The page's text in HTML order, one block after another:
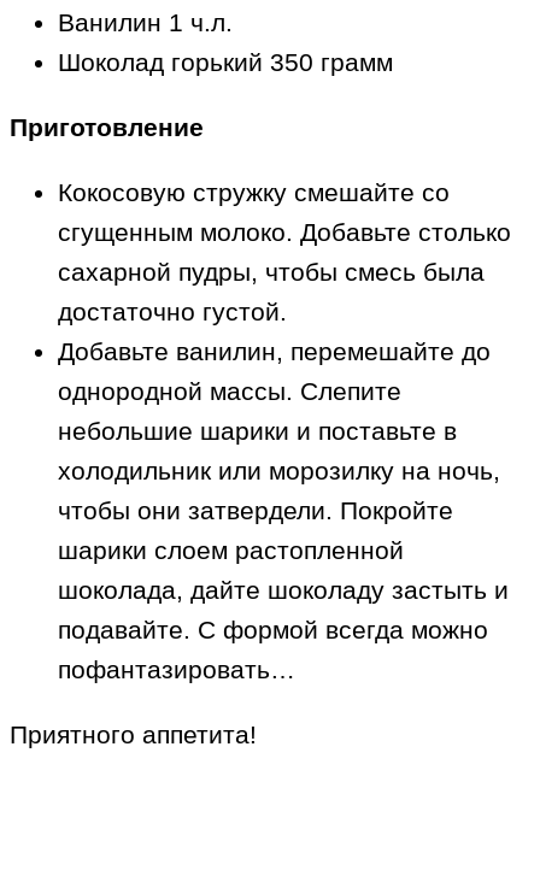
Ванилин 1 ч.л.
Шоколад горький 350 грамм
Приготовление
Кокосовую стружку смешайте со
сгущенным молоко. Добавьте столько
сахарной пудры, чтобы смесь была
достаточно густой.
Добавьте ванилин, перемешайте до
однородной массы. Слепите
небольшие шарики и поставьте в
холодильник или морозилку на ночь,
чтобы они затвердели. Покройте
шарики слоем растопленной
шоколада, дайте шоколаду застыть и
подавайте. С формой всегда можно
пофантазировать…
Приятного аппетита!